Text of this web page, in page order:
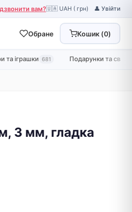
вам?🇺🇦 UAH ( грн) 👤 Увійти
Обране Кошик (0)
та іграшки 681 Подарунки та свята
3 мм, гладка